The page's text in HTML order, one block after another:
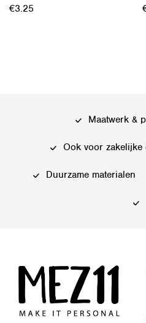
€3.25
Maatwerk &
Ook voor zakelijke
Duurzame materialen